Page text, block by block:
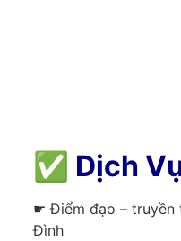
✅ Dịch
☛ Điểm đạo – truyền
Đình